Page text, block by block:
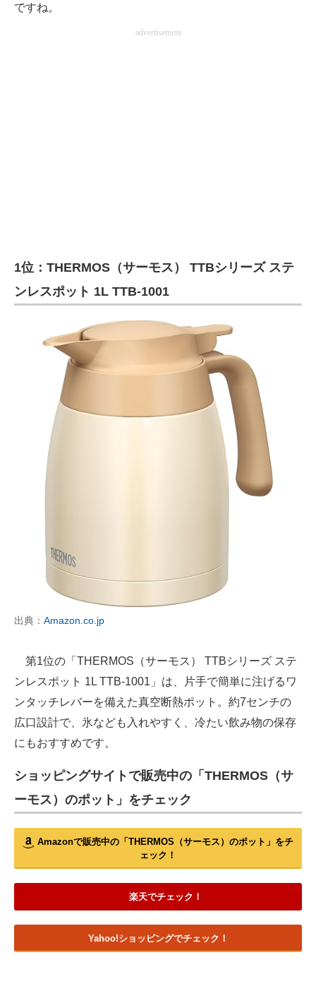
ですね。
advertisement
1位：THERMOS（サーモス） TTBシリーズ ステ
ンレスポット 1L TTB-1001
出典： Amazon.co.jp
第1位の「THERMOS（サーモス） TTBシリーズ ステ
ンレスポット 1L TTB-1001」は、片手で簡単に注げるワ
ンタッチレバーを備えた真空断熱ポット。約7センチの
広口設計で、氷なども入れやすく、冷たい飲み物の保存
にもおすすめです。
ショッピングサイトで販売中の「THERMOS（サ
ーモス）のポット」をチェック
Amazonで販売中の「THERMOS（サーモス）のポット」をチ
ェック！
楽天でチェック！
Yahoo!ショッピングでチェック！